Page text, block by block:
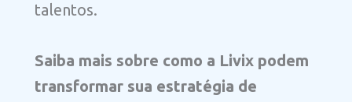
talentos.
Saiba mais sobre como a Livix podem
transformar sua estratégia de